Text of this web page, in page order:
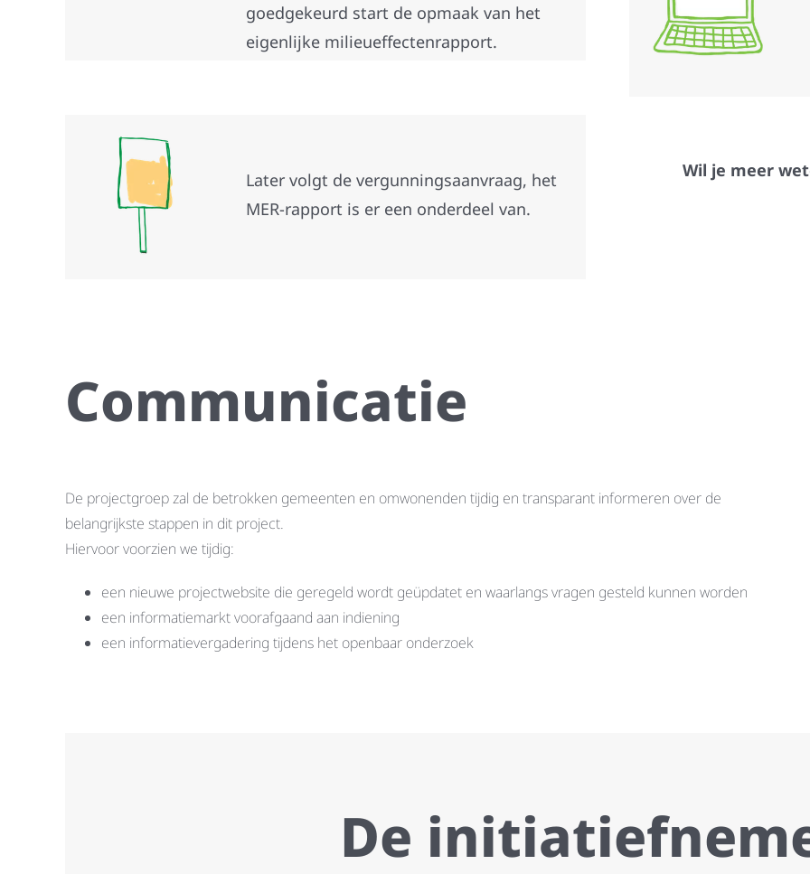
goedgekeurd start de opmaak van het
eigenlijke milieueffectenrapport.
Later volgt de vergunningsaanvraag, het
MER-rapport is er een onderdeel van.
Wil je meer
Communicatie
De projectgroep zal de betrokken gemeenten en omwonenden tijdig en transparant informeren over de
belangrijkste stappen in dit project.
Hiervoor voorzien we tijdig:
een nieuwe projectwebsite die geregeld wordt geüpdatet en waarlangs vragen gesteld kunnen worden
een informatiemarkt voorafgaand aan indiening
een informatievergadering tijdens het openbaar onderzoek
De